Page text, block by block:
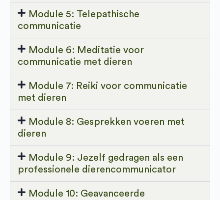
Module 5: Telepathische
communicatie
Module 6: Meditatie voor
communicatie met dieren
Module 7: Reiki voor communicatie
met dieren
Module 8: Gesprekken voeren met
dieren
Module 9: Jezelf gedragen als een
professionele dierencommunicator
Module 10: Geavanceerde